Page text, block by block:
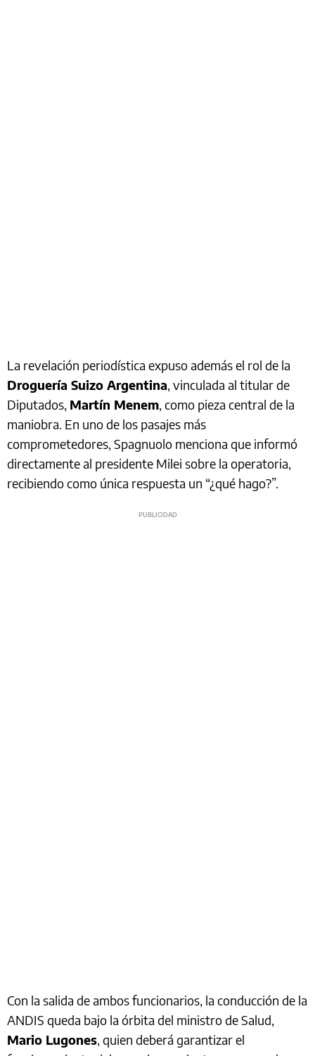
La revelación periodística expuso además el rol de la
Droguería Suizo Argentina, vinculada al titular de
Diputados, Martín Menem, como pieza central de la
maniobra. En uno de los pasajes más
comprometedores, Spagnuolo menciona que informó
directamente al presidente Milei sobre la operatoria,
recibiendo como única respuesta un “¿qué hago?”.
Con la salida de ambos funcionarios, la conducción de la
ANDIS queda bajo la órbita del ministro de Salud,
Mario Lugones, quien deberá garantizar el